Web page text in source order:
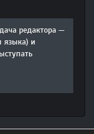
редактора —
языка) и